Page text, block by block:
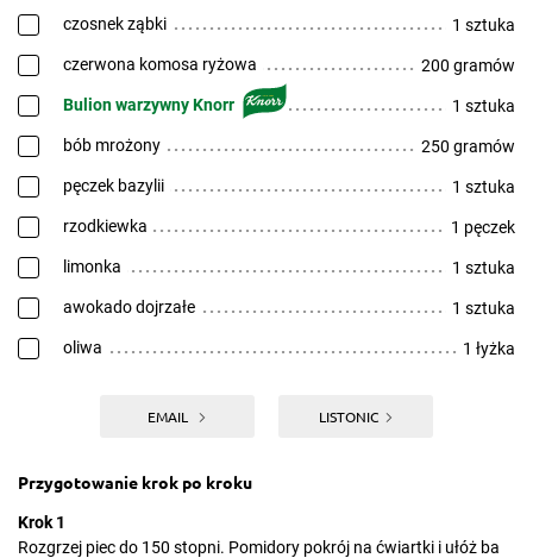
czosnek ząbki 1 sztuka
czerwona komosa ryżowa 200 gramów
Bulion warzywny Knorr 1 sztuka
bób mrożony 250 gramów
pęczek bazylii 1 sztuka
rzodkiewka 1 pęczek
limonka 1 sztuka
awokado dojrzałe 1 sztuka
oliwa 1 łyżka
EMAIL LISTONIC
Przygotowanie krok po kroku
Krok 1
Rozgrzej piec do 150 stopni. Pomidory pokrój na ćwiartki i ułóż ba